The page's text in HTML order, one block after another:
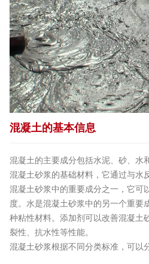
混凝土的基本信息
混凝土的主要成分包括水泥、砂、水
混凝土砂浆的基础材料，它通过与水
混凝土砂浆中的重要成分之一，它可
度。水是混凝土砂浆中的另一个重要
种粘性材料。添加剂可以改善混凝土
裂性、抗水性等性能。
混凝土砂浆根据不同分类标准，可以